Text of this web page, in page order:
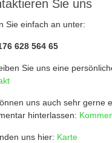
Sie uns
Sie einfach an unter:
628 564 65
Sie uns eine
uns auch sehr gerne
hinterlassen:
uns hier: Karte